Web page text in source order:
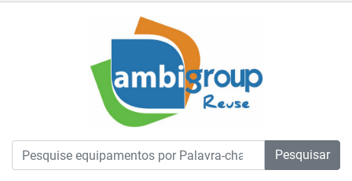
Pesquisar